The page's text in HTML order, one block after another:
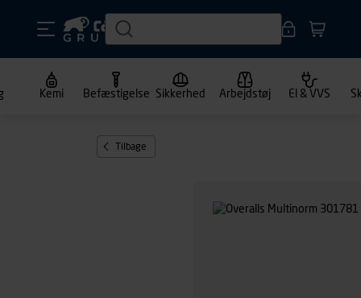
Kemi Befæstigelse Sikkerhed Arbejdstøj El & VVS
Tilbage